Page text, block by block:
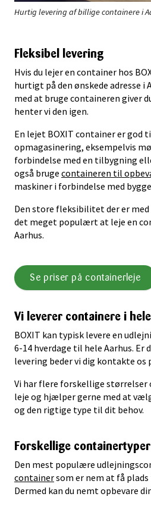
Hurtig levering af billige containere i
Fleksibel levering
Hvis du lejer en container hos
hurtigt på den ønskede adresse i
med at bruge containeren giver
henter vi den igen.
En lejet BOXIT container er god
opmagasinering, eksempelvis
forbindelse med en tilbygning
også bruge containeren til
maskiner i forbindelse med
Den store fleksibilitet der er
det meget populært at leje en
Aarhus.
Se priser på containerleje
Vi leverer containere i
BOXIT kan typisk levere en
6-14 hverdage til hele Aarhus. Er
levering beder vi dig kontakte os
Vi har flere forskellige
leje og hjælper gerne med at
og den rigtige type til dit behov.
Forskellige containertyper
Den mest populære
containersom er nem at få
Dermed kan du nemt opbevare